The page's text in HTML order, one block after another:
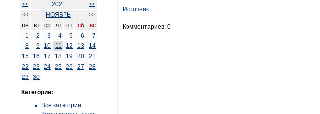
<< 2021
>>
<<
НОЯБРЬ >>
пн вт ср чт пт сб
вс
1
2 3 4 5 6
7
8
9 10 11 12 13
14
15
16 17 18 19 20
21
22
23 24 25 26 27
28
29 30
Категории:
Все категории
Источник
Комментариев: 0